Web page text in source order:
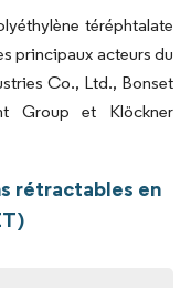
téréphtalate
principaux acteurs du
Co., Ltd., Bonset
Group et Klöckner
rétractables en